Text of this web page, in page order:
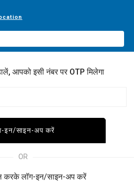
आपको इसी नंबर पर OTP मिलेगा
इन/साइन-अप करें
OR
करके लॉग-इन/साइन-अप करें